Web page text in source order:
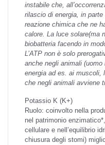
instabile che,
rilascio di energia, in
reazione chimica che ne
calore. La luce solare(ma
biobatteria facendo in
L’ATP non è solo
anche negli animali
energia ad es. ai muscoli,
che negli animali avviene
Potassio K (K+)
Ruolo: coinvolto nella
nel patrimonio
cellulare e nell’equilibrio
chiusura degli stomi)